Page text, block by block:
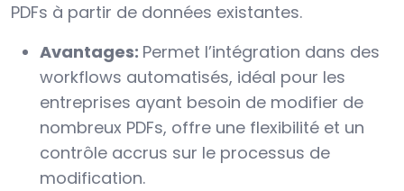
PDFs à partir de données existantes.
Avantages: Permet l’intégration dans des
workflows automatisés, idéal pour les
entreprises ayant besoin de modifier de
nombreux PDFs, offre une flexibilité et un
contrôle accrus sur le processus de
modification.